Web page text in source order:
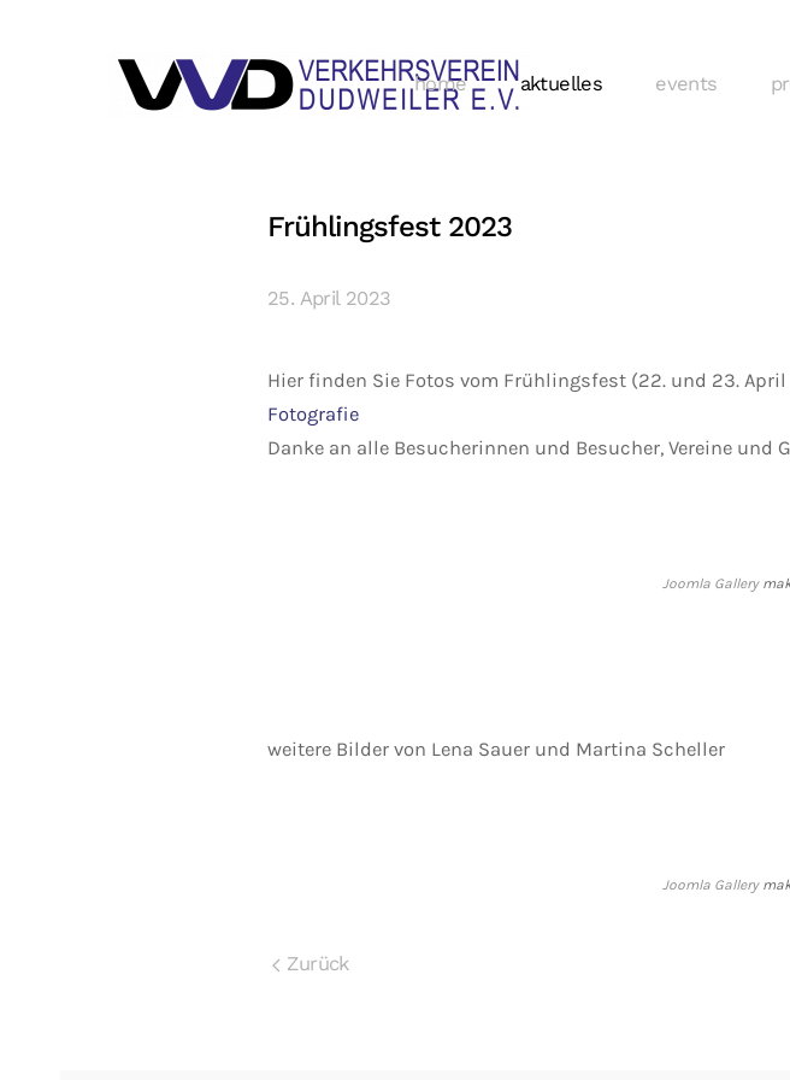
home aktuelles events
Frühlingsfest 2023
25. April 2023
Hier finden Sie Fotos vom Frühlingsfest (22. und 23.
Fotografie
Danke an alle Besucherinnen und Besucher, Vereine und
Joomla Gallery
weitere Bilder von Lena Sauer und Martina Scheller
Joomla Gallery
Zurück